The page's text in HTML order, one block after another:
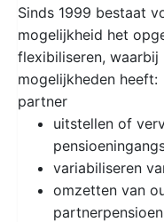
Sinds 1999 bestaat
mogelijkheid het
flexibiliseren,
mogelijkheden heeft:
partner
uitstellen of
variabiliseren
omzetten van